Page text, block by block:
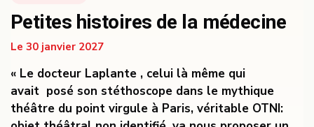
Petites histoires de la médecine
Le 30 janvier 2027
« Le docteur Laplante , celui là même qui
avait posé son stéthoscope dans le mythique
théâtre du point virgule à Paris, véritable OTNI: